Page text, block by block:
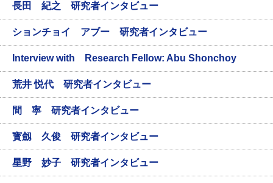
長田 紀之 研究者インタビュー
ションチョイ アブー 研究者インタビュー
Interview with Research Fellow: Abu Shonchoy
荒井 悦代 研究者インタビュー
間 寧 研究者インタビュー
寳劔 久俊 研究者インタビュー
星野 妙子 研究者インタビュー